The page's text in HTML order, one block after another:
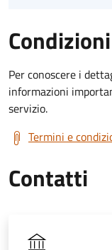
Per conoscere i
informazioni
servizio.
Termini e
Contatti